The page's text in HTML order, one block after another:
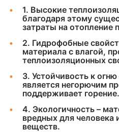
1. Высокие
благодаря этому
затраты на отопление
2. Гидрофобные
материала с влагой,
теплоизоляционных
3. Устойчивость к
является негорючим
поддерживает горение.
4. Экологичность –
вредных для
веществ.